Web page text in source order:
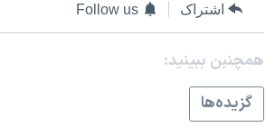
دادگاه حمید نوری
قانون شفافیت دارائی کادر رهبری ایران
اعتراضات مردمی آبان ۹۸
اشتراک Follow us
همچنبن ببینید:
گزيده‌ها